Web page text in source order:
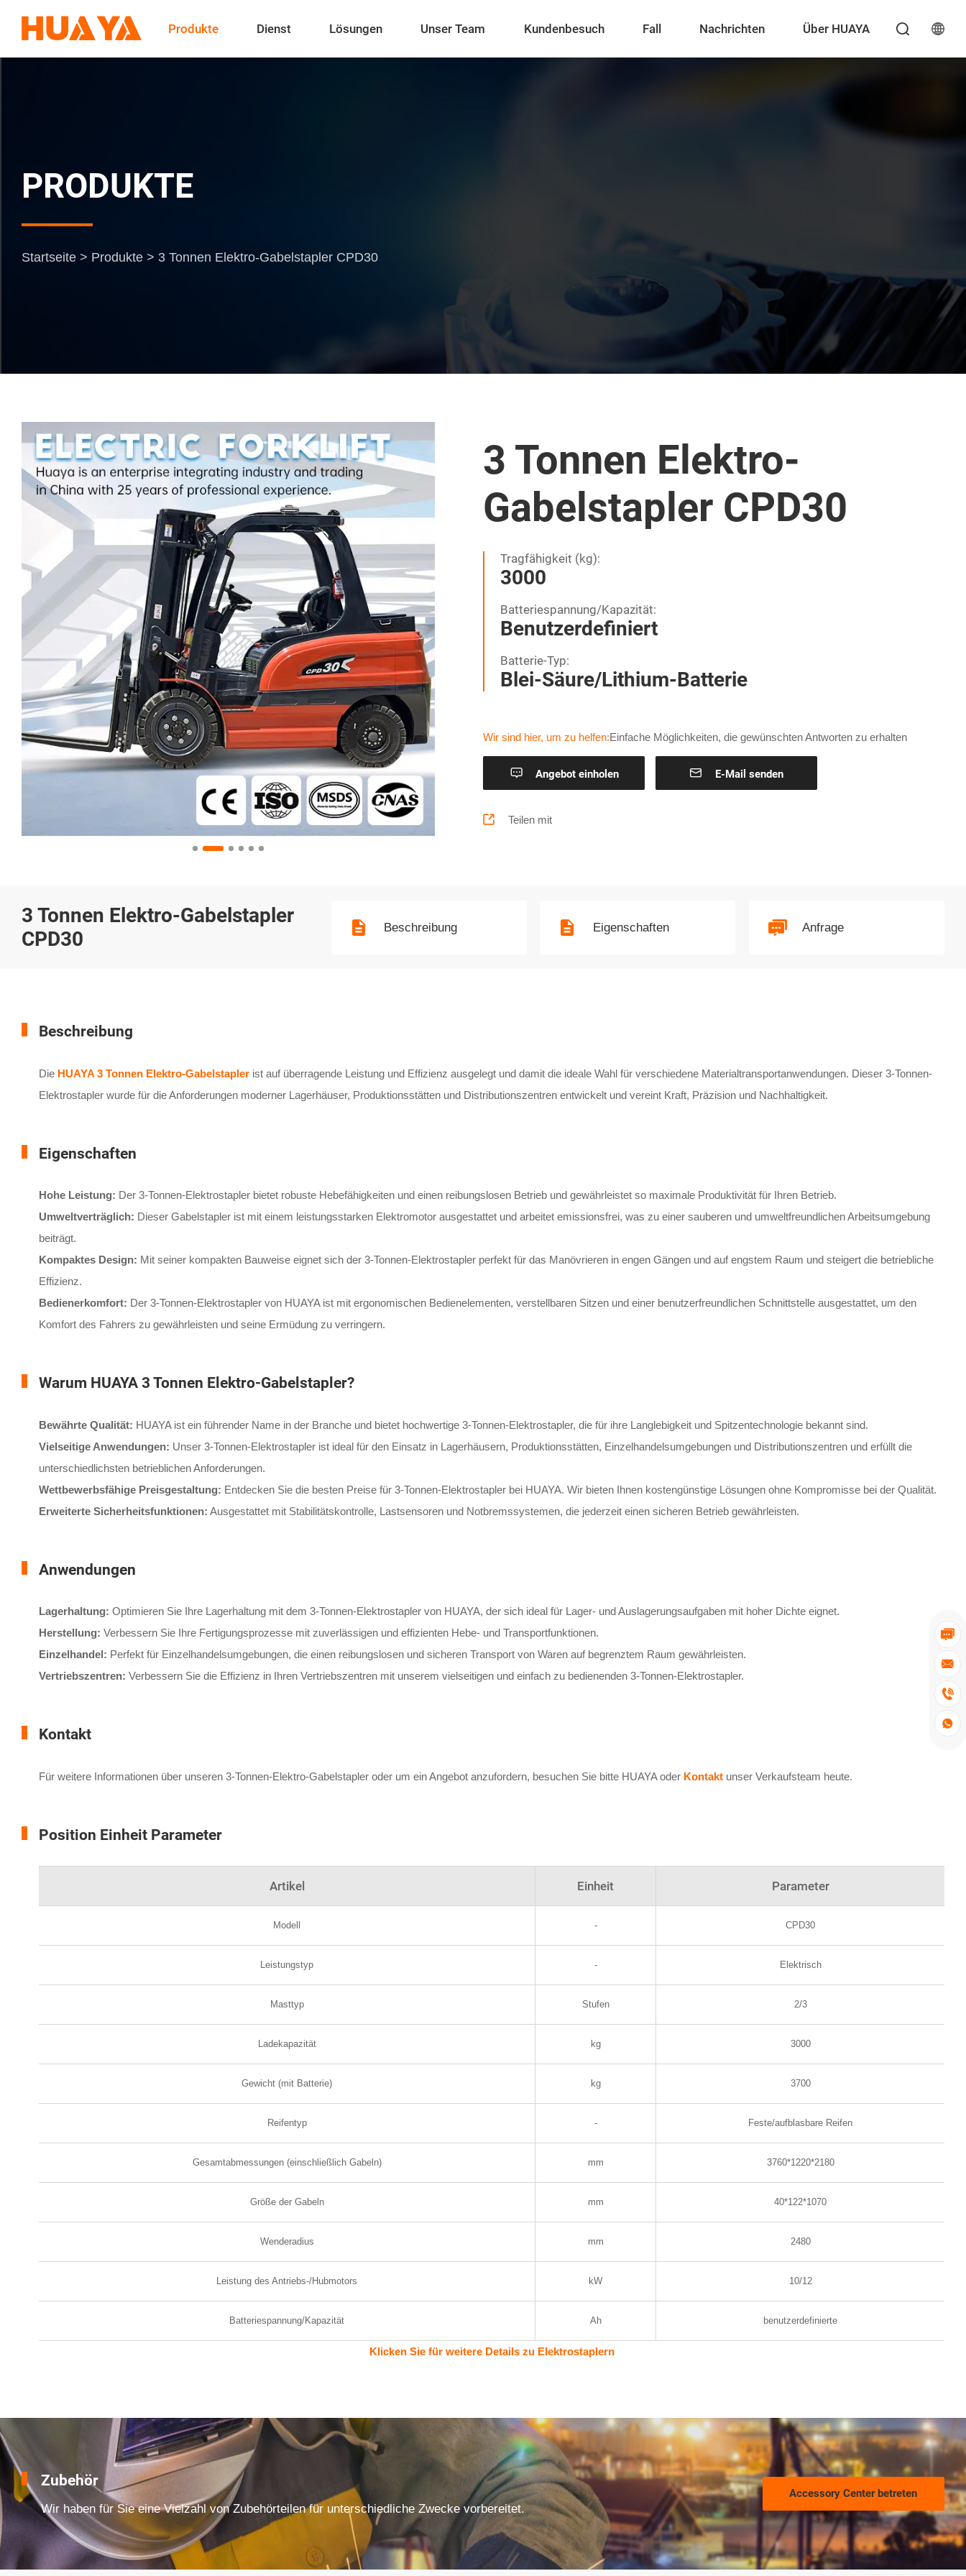
Produkte Dienst Lösungen Unser Team Kundenbesuch Fall Nachrichten Über HUAYA 




PRODUKTE
Startseite > Produkte > 3 Tonnen Elektro-Gabelstapler CPD30
3 Tonnen Elektro-
Gabelstapler CPD30
Tragfähigkeit (kg):
3000
Batteriespannung/Kapazität:
Benutzerdefiniert
Batterie-Typ:
Blei-Säure/Lithium-Batterie
Wir sind hier, um zu helfen:Einfache Möglichkeiten, die gewünschten Antworten zu erhalten
 Angebot einholen  E-Mail senden
 Teilen mit
3 Tonnen Elektro-Gabelstapler
CPD30
Beschreibung Eigenschaften Anfrage
Beschreibung
Die HUAYA 3 Tonnen Elektro-Gabelstapler ist auf überragende Leistung und Effizienz ausgelegt und damit die ideale Wahl für verschiedene Materialtransportanwendungen. Dieser 3-Tonnen-
Elektrostapler wurde für die Anforderungen moderner Lagerhäuser, Produktionsstätten und Distributionszentren entwickelt und vereint Kraft, Präzision und Nachhaltigkeit.
Eigenschaften
Hohe Leistung: Der 3-Tonnen-Elektrostapler bietet robuste Hebefähigkeiten und einen reibungslosen Betrieb und gewährleistet so maximale Produktivität für Ihren Betrieb.
Umweltverträglich: Dieser Gabelstapler ist mit einem leistungsstarken Elektromotor ausgestattet und arbeitet emissionsfrei, was zu einer sauberen und umweltfreundlichen Arbeitsumgebung
beiträgt.
Kompaktes Design: Mit seiner kompakten Bauweise eignet sich der 3-Tonnen-Elektrostapler perfekt für das Manövrieren in engen Gängen und auf engstem Raum und steigert die betriebliche
Effizienz.
Bedienerkomfort: Der 3-Tonnen-Elektrostapler von HUAYA ist mit ergonomischen Bedienelementen, verstellbaren Sitzen und einer benutzerfreundlichen Schnittstelle ausgestattet, um den
Komfort des Fahrers zu gewährleisten und seine Ermüdung zu verringern.
Warum HUAYA 3 Tonnen Elektro-Gabelstapler?
Bewährte Qualität: HUAYA ist ein führender Name in der Branche und bietet hochwertige 3-Tonnen-Elektrostapler, die für ihre Langlebigkeit und Spitzentechnologie bekannt sind.
Vielseitige Anwendungen: Unser 3-Tonnen-Elektrostapler ist ideal für den Einsatz in Lagerhäusern, Produktionsstätten, Einzelhandelsumgebungen und Distributionszentren und erfüllt die
unterschiedlichsten betrieblichen Anforderungen.
Wettbewerbsfähige Preisgestaltung: Entdecken Sie die besten Preise für 3-Tonnen-Elektrostapler bei HUAYA. Wir bieten Ihnen kostengünstige Lösungen ohne Kompromisse bei der Qualität.
Erweiterte Sicherheitsfunktionen: Ausgestattet mit Stabilitätskontrolle, Lastsensoren und Notbremssystemen, die jederzeit einen sicheren Betrieb gewährleisten.
Anwendungen
Lagerhaltung: Optimieren Sie Ihre Lagerhaltung mit dem 3-Tonnen-Elektrostapler von HUAYA, der sich ideal für Lager- und Auslagerungsaufgaben mit hoher Dichte eignet.
Herstellung: Verbessern Sie Ihre Fertigungsprozesse mit zuverlässigen und effizienten Hebe- und Transportfunktionen.
Einzelhandel: Perfekt für Einzelhandelsumgebungen, die einen reibungslosen und sicheren Transport von Waren auf begrenztem Raum gewährleisten.
Vertriebszentren: Verbessern Sie die Effizienz in Ihren Vertriebszentren mit unserem vielseitigen und einfach zu bedienenden 3-Tonnen-Elektrostapler.
Kontakt
Für weitere Informationen über unseren 3-Tonnen-Elektro-Gabelstapler oder um ein Angebot anzufordern, besuchen Sie bitte HUAYA oder Kontakt unser Verkaufsteam heute.
Position Einheit Parameter
Artikel Einheit Parameter
Modell - CPD30
Leistungstyp - Elektrisch
Masttyp Stufen 2/3
Ladekapazität kg 3000
Gewicht (mit Batterie) kg 3700
Reifentyp - Feste/aufblasbare Reifen
Gesamtabmessungen (einschließlich Gabeln) mm 3760*1220*2180
Größe der Gabeln mm 40*122*1070
Wenderadius mm 2480
Leistung des Antriebs-/Hubmotors kW 10/12
Batteriespannung/Kapazität Ah benutzerdefinierte
Klicken Sie für weitere Details zu Elektrostaplern
Zubehör
Wir haben für Sie eine Vielzahl von Zubehörteilen für unterschiedliche Zwecke vorbereitet.
Accessory Center betreten